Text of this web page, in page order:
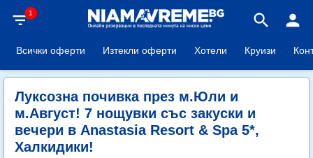
filter_list1 search person
Всички оферти Изтекли оферти Хотели Круизи
Луксозна почивка през м.Юли и
м.Август! 7 нощувки със закуски и
вечери в Anastasia Resort & Spa 5*,
Халкидики!